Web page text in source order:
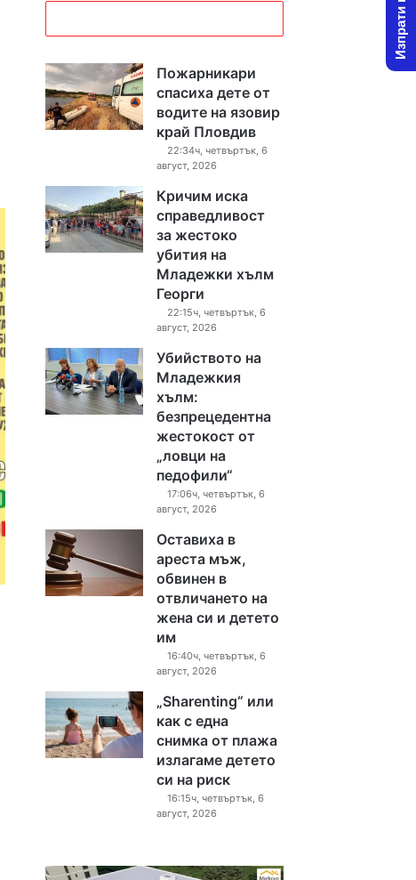
Пожарникари
спасиха дете от
водите на язовир
край Пловдив
22:34ч, четвъртък, 6
август, 2026
Кричим иска
справедливост
за жестоко
убития на
Младежки хълм
Георги
22:15ч, четвъртък, 6
август, 2026
Убийството на
Младежкия
хълм:
безпрецедентна
жестокост от
„ловци на
педофили“
17:06ч, четвъртък, 6
август, 2026
Оставиха в
ареста мъж,
обвинен в
отвличането на
жена си и детето
им
16:40ч, четвъртък, 6
август, 2026
„Sharenting“ или
как с една
снимка от плажа
излагаме детето
си на риск
16:15ч, четвъртък, 6
август, 2026